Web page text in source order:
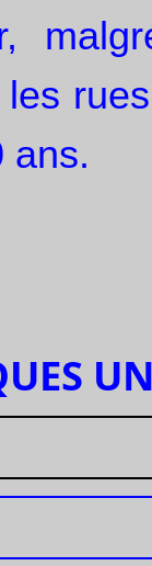
ans.